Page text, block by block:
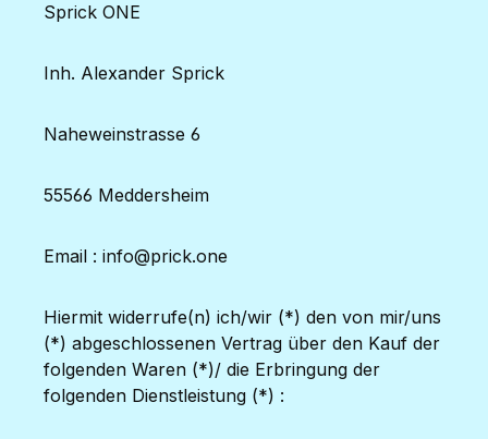
Sprick ONE
Inh. Alexander Sprick
Naheweinstrasse 6
55566 Meddersheim
Email : info@prick.one
Hiermit widerrufe(n) ich/wir (*) den von mir/uns
(*) abgeschlossenen Vertrag über den Kauf der
folgenden Waren (*)/ die Erbringung der
folgenden Dienstleistung (*) :